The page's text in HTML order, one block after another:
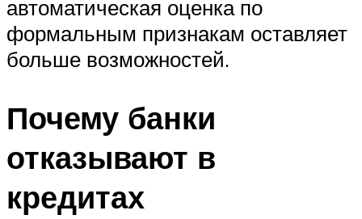
автоматическая оценка по
формальным признакам оставляет
больше возможностей.
Почему банки
отказывают в
кредитах